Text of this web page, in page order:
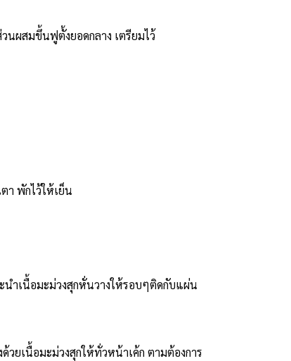
นผสมขึ้นฟูตั้งยอดกลาง เตรียมไว้
า พักไว้ให้เย็น
นำเนื้อมะม่วงสุกหั่นวางให้รอบๆติดกับแผ่น
ยเนื้อมะม่วงสุกให้ทั่วหน้าเค้ก ตามต้องการ